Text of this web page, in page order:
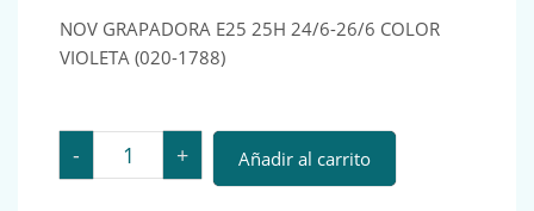
NOV GRAPADORA E25 25H 24/6-26/6 COLOR
VIOLETA (020-1788)
- NOV GRAPADORA E25 25H 24/6-26/6 COLOR
+ Añadir al carrito